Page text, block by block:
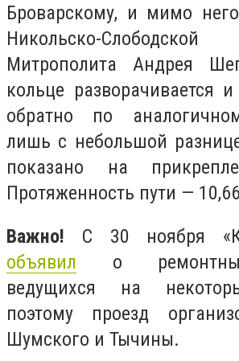
Броварскому, и мимо
Никольско-
Митрополита Андрея
кольце разворачивается и
обратно по
лишь с небольшой
показано на
Протяженность пути —
Важно! С 30 ноября
объявил о
ведущихся на
поэтому проезд
Шумского и Тычины.